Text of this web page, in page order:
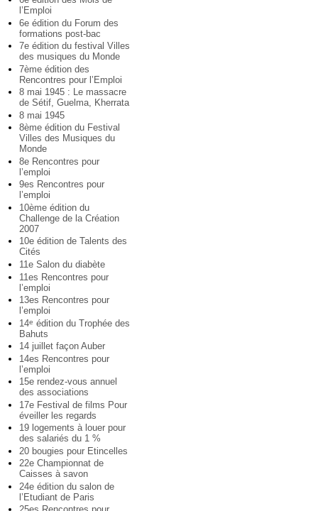
l’Emploi
6e édition du Forum des
formations post-bac
7e édition du festival Villes
des musiques du Monde
7ème édition des
Rencontres pour l’Emploi
8 mai 1945 : Le massacre
de Sétif, Guelma, Kherrata
8 mai 1945
8ème édition du Festival
Villes des Musiques du
Monde
8e Rencontres pour
l’emploi
9es Rencontres pour
l’emploi
10ème édition du
Challenge de la Création
2007
10e édition de Talents des
Cités
11e Salon du diabète
11es Rencontres pour
l’emploi
13es Rencontres pour
l’emploi
14e édition du Trophée des
Bahuts
14 juillet façon Auber
14es Rencontres pour
l’emploi
15e rendez-vous annuel
des associations
17e Festival de films Pour
éveiller les regards
19 logements à louer pour
des salariés du 1 %
20 bougies pour Etincelles
22e Championnat de
Caisses à savon
24e édition du salon de
l’Etudiant de Paris